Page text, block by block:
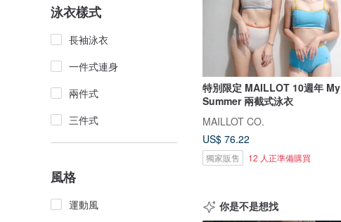
泳衣樣式
長袖泳衣
一件式連身
兩件式
三件式
風格
運動風
特別限定 MAILLOT 10週年 My
Summer 兩截式泳衣
MAILLOT CO.
US$ 76.22
獨家販售 12 人正準備購買
你是不是想找